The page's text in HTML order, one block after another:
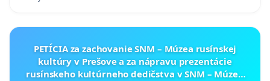
PETÍCIA za zachovanie SNM – Múzea rusínskej
kultúry v Prešove a za nápravu prezentácie
rusínskeho kultúrneho dedičstva v SNM – Múzeu